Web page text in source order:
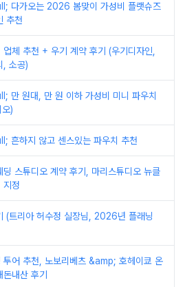
다가오는 2026 봄맞이 가성비 플랫슈즈
추천
업체 추천 + 우기 계약 후기 (우기디자인,
, 소공)
만 원대, 만 원 이하 가성비 미니 파우치
)
흔하지 않고 센스있는 파우치 추천
딩 스튜디오 계약 후기, 마리스튜디오 뉴클
지정
(트리아 허수정 실장님, 2026년 플래닝
투어 추천, 노보리베츠 &amp; 호헤이쿄 온
내산 후기